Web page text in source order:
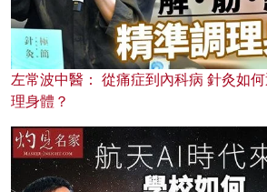
左常波中醫： 從痛症到內科病 針灸如
理身體？